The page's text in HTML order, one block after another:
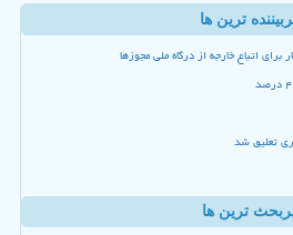
ترین ها
اتباع خارجه از درگاه ملی مجوزها
تعلیق شد
ترین ها